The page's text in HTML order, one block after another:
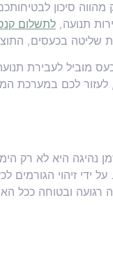
סיכון
תנועה, לתשלום
שליטה בכעסים,
מוביל לעבירת
לעזור לכם במערכת
נהיגה היא לא רק
ידי זיהוי הגורמים
רגועה ובטוחה ככל